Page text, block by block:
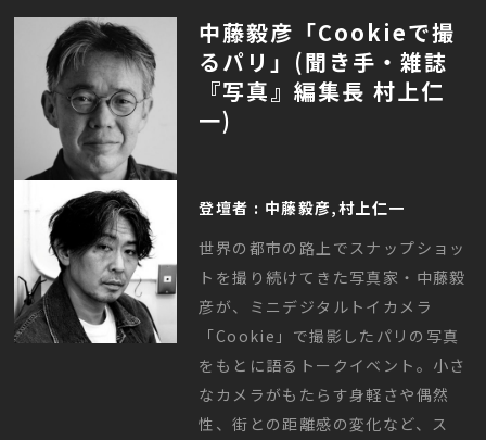
中藤毅彦「Cookieで撮
るパリ」(聞き手・雑誌
『写真』編集長 村上仁
一)
登壇者 : 中藤毅彦,村上仁一
世界の都市の路上でスナップショッ
トを撮り続けてきた写真家・中藤毅
彦が、ミニデジタルトイカメラ
「Cookie」で撮影したパリの写真
をもとに語るトークイベント。小さ
なカメラがもたらす身軽さや偶然
性、街との距離感の変化など、ス